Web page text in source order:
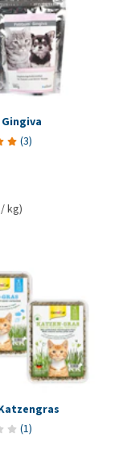
(3)
kg)
(1)